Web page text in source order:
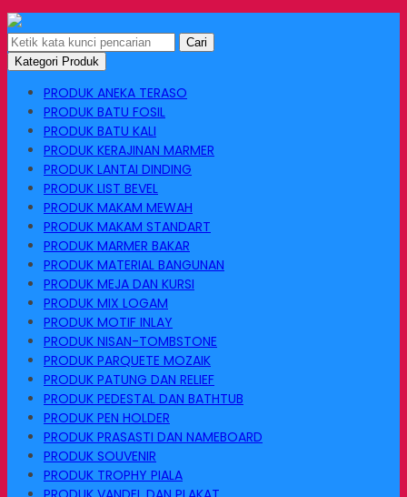
Cari
Kategori Produk
PRODUK ANEKA TERASO
PRODUK BATU FOSIL
PRODUK BATU KALI
PRODUK KERAJINAN MARMER
PRODUK LANTAI DINDING
PRODUK LIST BEVEL
PRODUK MAKAM MEWAH
PRODUK MAKAM STANDART
PRODUK MARMER BAKAR
PRODUK MATERIAL BANGUNAN
PRODUK MEJA DAN KURSI
PRODUK MIX LOGAM
PRODUK MOTIF INLAY
PRODUK NISAN-TOMBSTONE
PRODUK PARQUETE MOZAIK
PRODUK PATUNG DAN RELIEF
PRODUK PEDESTAL DAN BATHTUB
PRODUK PEN HOLDER
PRODUK PRASASTI DAN NAMEBOARD
PRODUK SOUVENIR
PRODUK TROPHY PIALA